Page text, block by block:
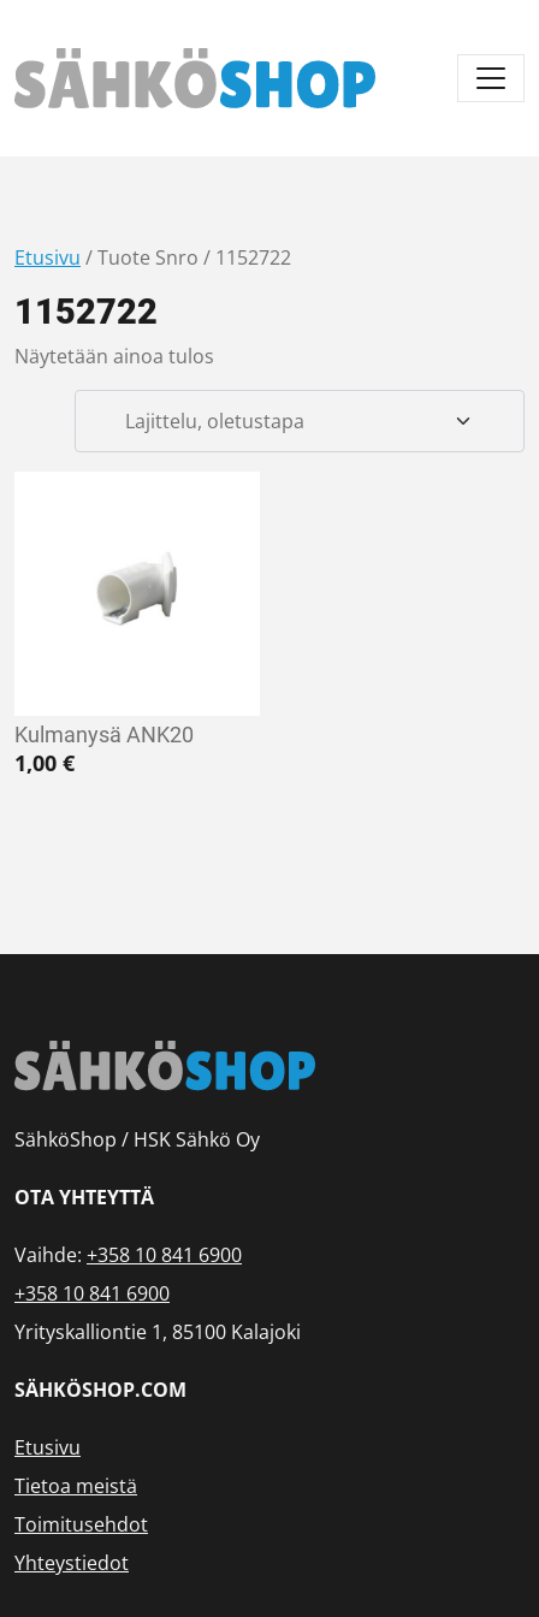
Päävalikko
Etusivu / Tuote Snro / 1152722
1152722
Näytetään ainoa tulos
Kulmanysä ANK20
1,00 €
SähköShop / HSK Sähkö Oy
OTA YHTEYTTÄ
Vaihde: +358 10 841 6900
+358 10 841 6900
Yrityskalliontie 1, 85100 Kalajoki
SÄHKÖSHOP.COM
Etusivu
Tietoa meistä
Toimitusehdot
Yhteystiedot